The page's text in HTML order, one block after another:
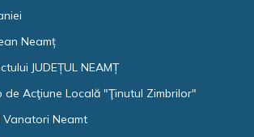
Neamț
JUDEȚUL NEAMȚ
de Acţiune Locală "Ţinutul Zimbrilor"
Neamt